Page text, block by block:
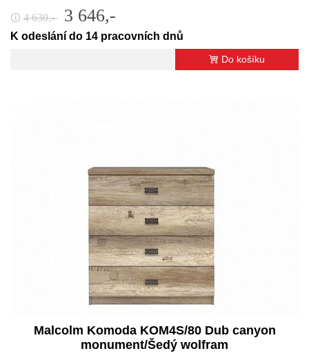
🛈 4 630,- 3 646,-
K odeslání do 14 pracovních dnů
Do košíku
Malcolm Komoda KOM4S/80 Dub canyon
monument/Šedý wolfram